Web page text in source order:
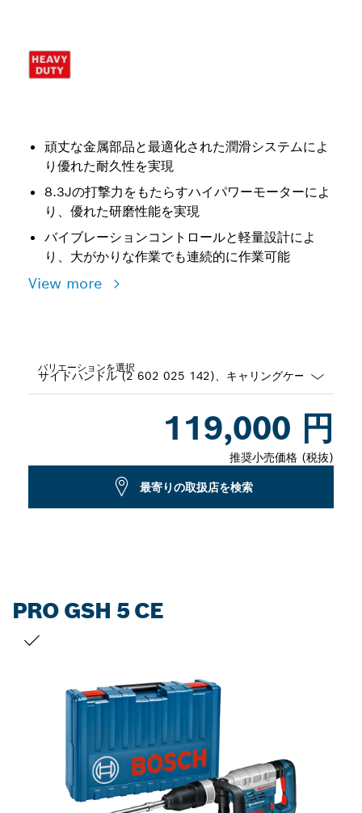
頑丈な金属部品と最適化された潤滑システムによ
り優れた耐久性を実現
8.3Jの打撃力をもたらすハイパワーモーターによ
り、優れた研磨性能を実現
バイブレーションコントロールと軽量設計によ
り、大がかりな作業でも連続的に作業可能
View more
バリエーションを選択
119,000 円
推奨小売価格 (税抜)
最寄りの取扱店を検索
PRO GSH 5 CE